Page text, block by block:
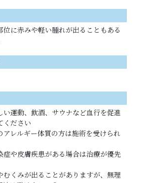
位に赤みや軽い腫れが出ることもある
い運動、飲酒、サウナなど血行を促進
ください
アレルギー体質の方は施術を受けられ
症や皮膚疾患がある場合は治療が優先
むくみが出ることがありますが、無理